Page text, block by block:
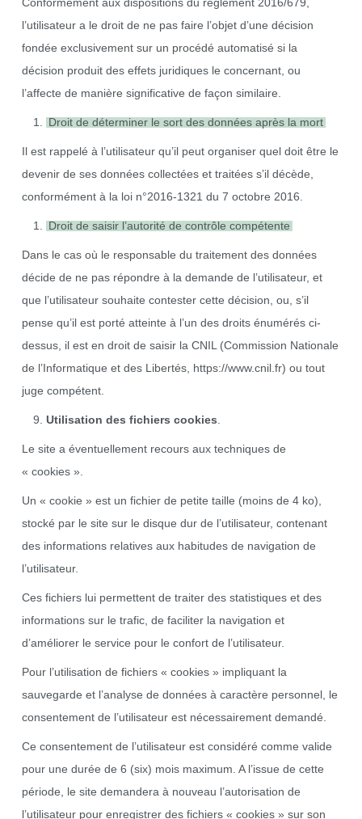
l’utilisateur a le droit de ne pas faire l’objet d’une décision
fondée exclusivement sur un procédé automatisé si la
décision produit des effets juridiques le concernant, ou
l’affecte de manière significative de façon similaire.
Droit de déterminer le sort des données après la mort
Il est rappelé à l’utilisateur qu’il peut organiser quel doit être le
devenir de ses données collectées et traitées s’il décède,
conformément à la loi n°2016-1321 du 7 octobre 2016.
Droit de saisir l’autorité de contrôle compétente
Dans le cas où le responsable du traitement des données
décide de ne pas répondre à la demande de l’utilisateur, et
que l’utilisateur souhaite contester cette décision, ou, s’il
pense qu’il est porté atteinte à l’un des droits énumérés ci-
dessus, il est en droit de saisir la CNIL (Commission Nationale
de l’Informatique et des Libertés, https://www.cnil.fr) ou tout
juge compétent.
Utilisation des fichiers cookies
Le site a éventuellement recours aux techniques de
« cookies ».
Un « cookie » est un fichier de petite taille (moins de 4 ko),
stocké par le site sur le disque dur de l’utilisateur, contenant
des informations relatives aux habitudes de navigation de
l’utilisateur.
Ces fichiers lui permettent de traiter des statistiques et des
informations sur le trafic, de faciliter la navigation et
d’améliorer le service pour le confort de l’utilisateur.
Pour l’utilisation de fichiers « cookies » impliquant la
sauvegarde et l’analyse de données à caractère personnel, le
consentement de l’utilisateur est nécessairement demandé.
Ce consentement de l’utilisateur est considéré comme valide
pour une durée de 6 (six) mois maximum. A l’issue de cette
période, le site demandera à nouveau l’autorisation de
l’utilisateur pour enregistrer des fichiers « cookies » sur son